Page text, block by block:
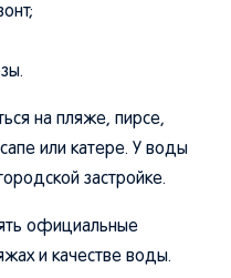
на пляже, пирсе,
или катере. У воды
застройке.
официальные
и качестве воды.